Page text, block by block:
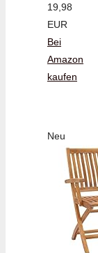
19,98
EUR
Bei
Amazon
kaufen
Neu